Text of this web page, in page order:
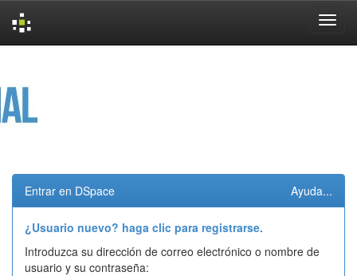
Entrar en DSpace Ayuda...
¿Usuario nuevo? haga clic para registrarse.
Introduzca su dirección de correo electrónico o nombre de
usuario y su contraseña: